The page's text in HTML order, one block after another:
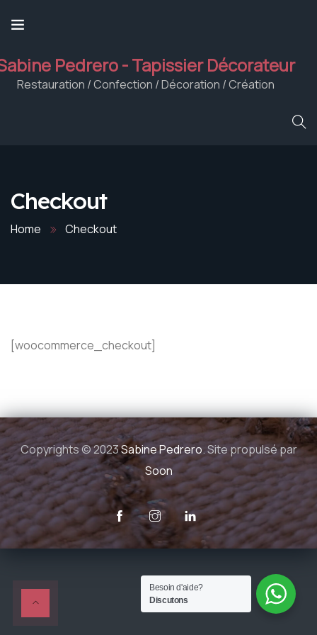
Pedrero - Tapissier Décorateur
Restauration / Confection / Décoration / Création
Checkout
Home Checkout
[woocommerce_checkout]
Copyrights © 2023Sabine Pedrero. Site propulsé par
Soon
Besoin d'aide?
Discutons